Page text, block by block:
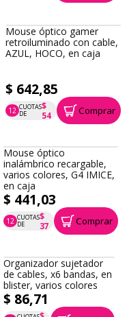
Mouse óptico gamer
retroiluminado con cable,
AZUL, HOCO, en caja
$ 642,85
12 CUOTAS
DE
$
54
P.T.F. $ 643 Comprar
Mouse óptico
inalámbrico recargable,
varios colores, G4 IMICE,
en caja
$ 441,03
12 CUOTAS
DE
$
37
P.T.F. $ 441 Comprar
Organizador sujetador
de cables, x6 bandas, en
blister, varios colores
$ 86,71